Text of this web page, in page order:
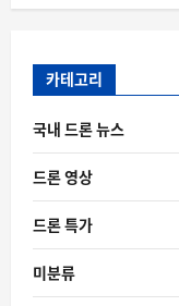
카테고리
국내 드론 뉴스
드론 영상
드론 특가
미분류